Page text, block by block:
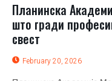
Планинска
што гради
свест
February 20, 2026